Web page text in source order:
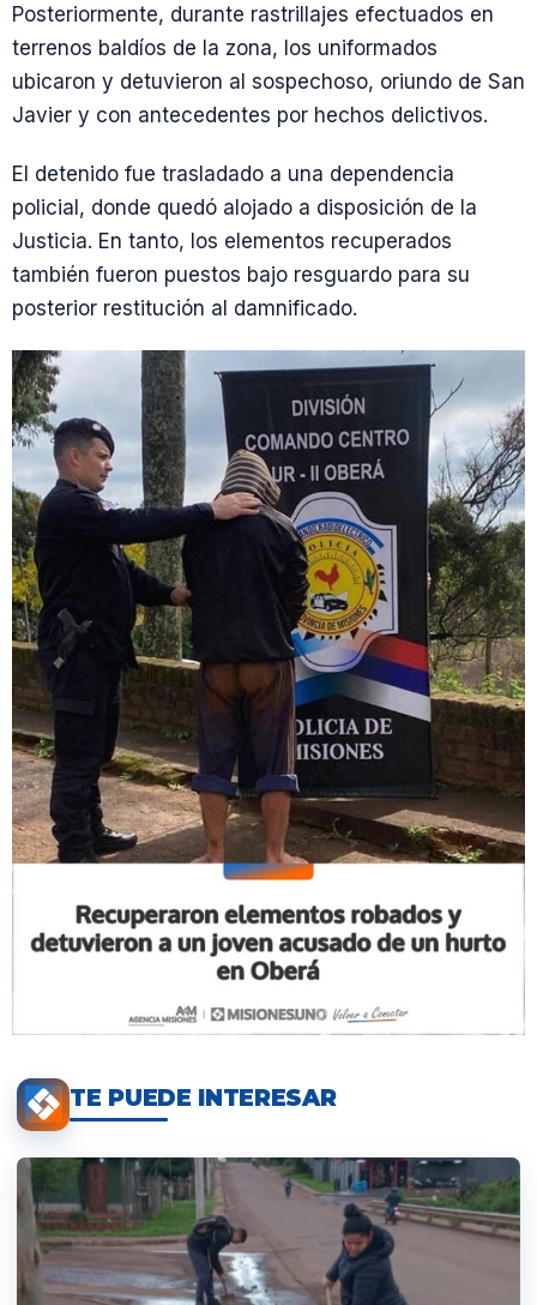
Posteriormente, durante rastrillajes efectuados en
terrenos baldíos de la zona, los uniformados
ubicaron y detuvieron al sospechoso, oriundo de San
Javier y con antecedentes por hechos delictivos.
El detenido fue trasladado a una dependencia
policial, donde quedó alojado a disposición de la
Justicia. En tanto, los elementos recuperados
también fueron puestos bajo resguardo para su
posterior restitución al damnificado.
TE PUEDE INTERESAR